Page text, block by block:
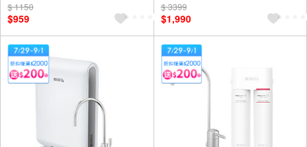
滿額9折
$ 1150
$959
滿額9折
$ 3399
$1,990